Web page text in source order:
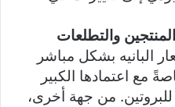
والتطلعات
البانيه بشكل مباشر
مع اعتمادها الكبير
من جهة أخرى،